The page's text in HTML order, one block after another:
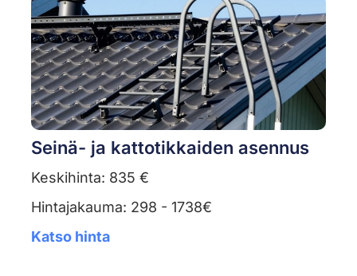
Seinä- ja kattotikkaiden asennus
Keskihinta: 835 €
Hintajakauma: 298 - 1738€
Katso hinta